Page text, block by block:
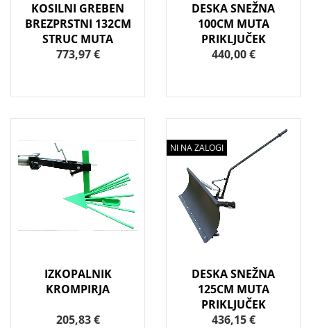
KOSILNI GREBEN
BREZPRSTNI 132CM
STRUC MUTA
773,97 €
DESKA SNEŽNA
100CM MUTA
PRIKLJUČEK
440,00 €
IZKOPALNIK
KROMPIRJA
205,83 €
NI NA ZALOGI
DESKA SNEŽNA
125CM MUTA
PRIKLJUČEK
436,15 €